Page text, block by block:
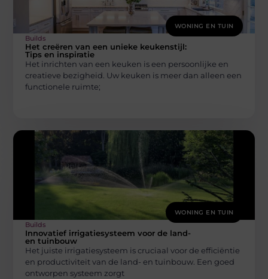
WONING EN TUIN
Builds
Het creëren van een unieke keukenstijl:
Tips en inspiratie
Het inrichten van een keuken is een persoonlijke en
creatieve bezigheid. Uw keuken is meer dan alleen een
functionele ruimte;
WONING EN TUIN
Builds
Innovatief irrigatiesysteem voor de land-
en tuinbouw
Het juiste irrigatiesysteem is cruciaal voor de efficiëntie
en productiviteit van de land- en tuinbouw. Een goed
ontworpen systeem zorgt